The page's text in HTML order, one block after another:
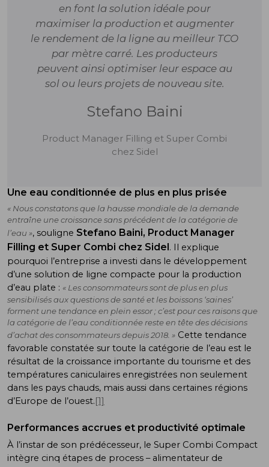
en font la solution idéale pour
maximiser la production et augmenter
le rendement de la ligne au meilleur TCO
par mètre carré. Les producteurs
peuvent ainsi optimiser leur espace au
sol ou leurs projets de nouveau site.
Stefano Baini
Product Manager Filling et Super Combi
chez Sidel
Une eau conditionnée de plus en plus prisée
« Nous constatons que la hausse mondiale de la demande
entraîne une croissance sans précédent de la catégorie de
l’eau », souligne Stefano Baini, Product Manager
Filling et Super Combi chez Sidel. Il explique
pourquoi l’entreprise a investi dans le développement
d’une solution de ligne compacte pour la production
d’eau plate : « Les consommateurs sont de plus en plus
sensibilisés aux questions de santé et les boissons ‘saines’
forment une tendance en plein essor ; c’est pour ces raisons que
la catégorie de l’eau conditionnée reste en tête des décisions
d’achat des consommateurs depuis 2018. » Cette tendance
favorable constatée sur toute la catégorie de l’eau est le
résultat de la croissance importante du tourisme et des
températures caniculaires enregistrées non seulement
dans les pays chauds, mais aussi dans certaines régions
d’Europe de l’ouest.[1]
Performances accrues et productivité optimale
À l’instar de son prédécesseur, le Super Combi Compact
intègre cinq étapes de process – alimentateur de